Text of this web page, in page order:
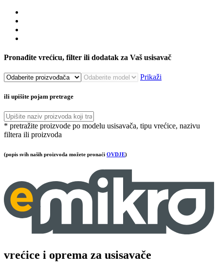
Pronađite vrećicu, filter ili dodatak za Vaš usisavač
Prikaži
ili upišite pojam pretrage
* pretražite proizvode po modelu usisavača, tipu vrećice, nazivu
filtera ili proizvoda
(popis svih naših proizvoda možete pronaći OVDJE)
vrećice i oprema za usisavače